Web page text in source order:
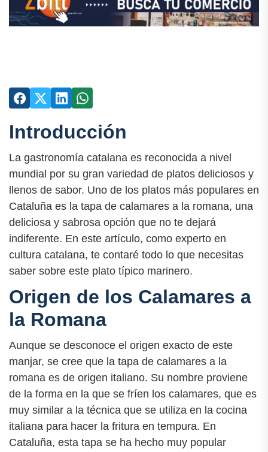
Introducción
La gastronomía catalana es reconocida a nivel
mundial por su gran variedad de platos deliciosos y
llenos de sabor. Uno de los platos más populares en
Cataluña es la tapa de calamares a la romana, una
deliciosa y sabrosa opción que no te dejará
indiferente. En este artículo, como experto en
cultura catalana, te contaré todo lo que necesitas
saber sobre este plato típico marinero.
Origen de los Calamares a
la Romana
Aunque se desconoce el origen exacto de este
manjar, se cree que la tapa de calamares a la
romana es de origen italiano. Su nombre proviene
de la forma en la que se fríen los calamares, que es
muy similar a la técnica que se utiliza en la cocina
italiana para hacer la fritura en tempura. En
Cataluña, esta tapa se ha hecho muy popular